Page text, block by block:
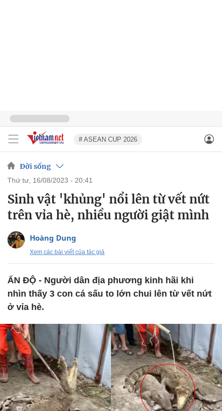
# ASEAN CUP 2026
Đời sống
thứ tư, 16/08/2023 - 20:41
Sinh vật 'khủng' nổi lên từ vết nứt
trên vỉa hè, nhiều người giật mình
Hoàng Dung
Xem các bài viết của tác giả
ẤN ĐỘ - Người dân địa phương kinh hãi khi
nhìn thấy 3 con cá sấu to lớn chui lên từ vết nứt
ở vỉa hè.